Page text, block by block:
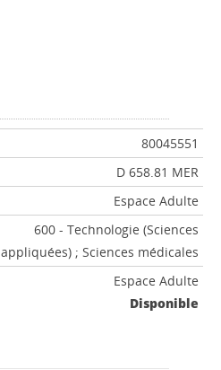
80045551
D 658.81 MER
Espace Adulte
600 - Technologie (Sciences
appliquées) ; Sciences médicales
Espace Adulte
Disponible